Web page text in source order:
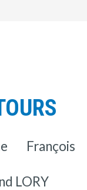
François
LORY